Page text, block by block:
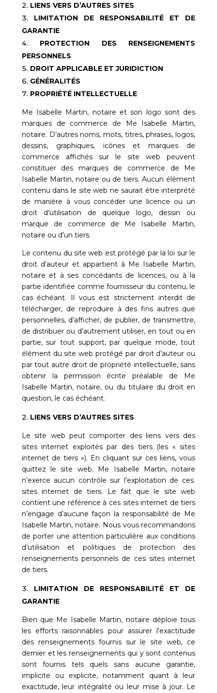
LIENS VERS D’AUTRES SITES
LIMITATION DE RESPONSABILITÉ ET DE
GARANTIE
PROTECTION DES RENSEIGNEMENTS
PERSONNELS
DROIT APPLICABLE ET JURIDICTION
GÉNÉRALITÉS
PROPRIÉTÉ INTELLECTUELLE
Me Isabelle Martin, notaire et son logo sont des
marques de commerce de Me Isabelle Martin,
notaire. D’autres noms, mots, titres, phrases, logos,
dessins, graphiques, icônes et marques de
commerce affichés sur le site web peuvent
constituer des marques de commerce de Me
Isabelle Martin, notaire ou de tiers. Aucun élément
contenu dans le site web ne saurait être interprété
de manière à vous concéder une licence ou un
droit d’utilisation de quelque logo, dessin ou
marque de commerce de Me Isabelle Martin,
notaire ou d’un tiers.
Le contenu du site web est protégé par la loi sur le
droit d’auteur et appartient à Me Isabelle Martin,
notaire et à ses concédants de licences, ou à la
partie identifiée comme fournisseur du contenu, le
cas échéant. Il vous est strictement interdit de
télécharger, de reproduire à des fins autres que
personnelles, d’afficher, de publier, de transmettre,
de distribuer ou d’autrement utiliser, en tout ou en
partie, sur tout support, par quelque mode, tout
élément du site web protégé par droit d’auteur ou
par tout autre droit de propriété intellectuelle, sans
obtenir la permission écrite préalable de Me
Isabelle Martin, notaire, ou du titulaire du droit en
question, le cas échéant.
LIENS VERS D’AUTRES SITES
Le site web peut comporter des liens vers des
sites internet exploités par des tiers (les « sites
internet de tiers »). En cliquant sur ces liens, vous
quittez le site web. Me Isabelle Martin, notaire
n’exerce aucun contrôle sur l’exploitation de ces
sites internet de tiers. Le fait que le site web
contient une référence à ces sites internet de tiers
n’engage d’aucune façon la responsabilité de Me
Isabelle Martin, notaire. Nous vous recommandons
de porter une attention particulière aux conditions
d’utilisation et politiques de protection des
renseignements personnels de ces sites internet
de tiers.
LIMITATION DE RESPONSABILITÉ ET DE
GARANTIE
Bien que Me Isabelle Martin, notaire déploie tous
les efforts raisonnables pour assurer l’exactitude
des renseignements fournis sur le site web, ce
dernier et les renseignements qui y sont contenus
sont fournis tels quels sans aucune garantie,
implicite ou explicite, notamment quant à leur
exactitude, leur intégralité ou leur mise à jour. Le